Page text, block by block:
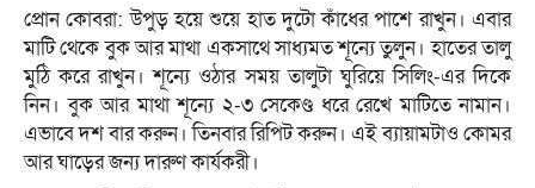
প্রোন কোবরা: উপুড় হয়ে শুয়ে হাত দুটো কাঁধের পাশে রাখুন। এবার
মাটি থেকে বুক আর মাথা একসাথে সাধ্যমত শূন্যে তুলুন। হাতের তালু
মুঠি করে রাখুন। শূন্যে ওঠার সময় তালুটা ঘুরিয়ে সিলিং-এর দিকে
নিন। বুক আর মাথা শূন্যে ২-৩ সেকেণ্ড ধরে রেখে মাটিতে নামান।
এভাবে দশ বার করুন। তিনবার রিপিট করুন। এই ব্যায়ামটাও কোমর
আর ঘাড়ের জন্য দারুণ কার্যকরী।